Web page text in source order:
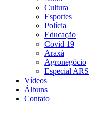
Cultura
Esportes
Polícia
Educação
Covid 19
Araxá
Agronegócio
Especial ARS
Vídeos
Álbuns
Contato